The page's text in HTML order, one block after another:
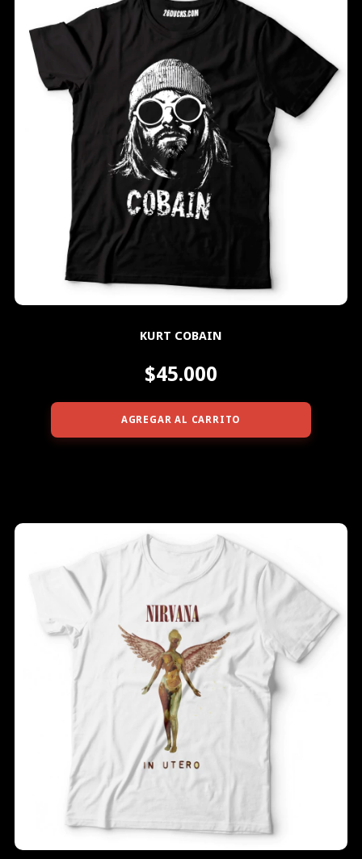
KURT COBAIN
$45.000
AGREGAR AL CARRITO